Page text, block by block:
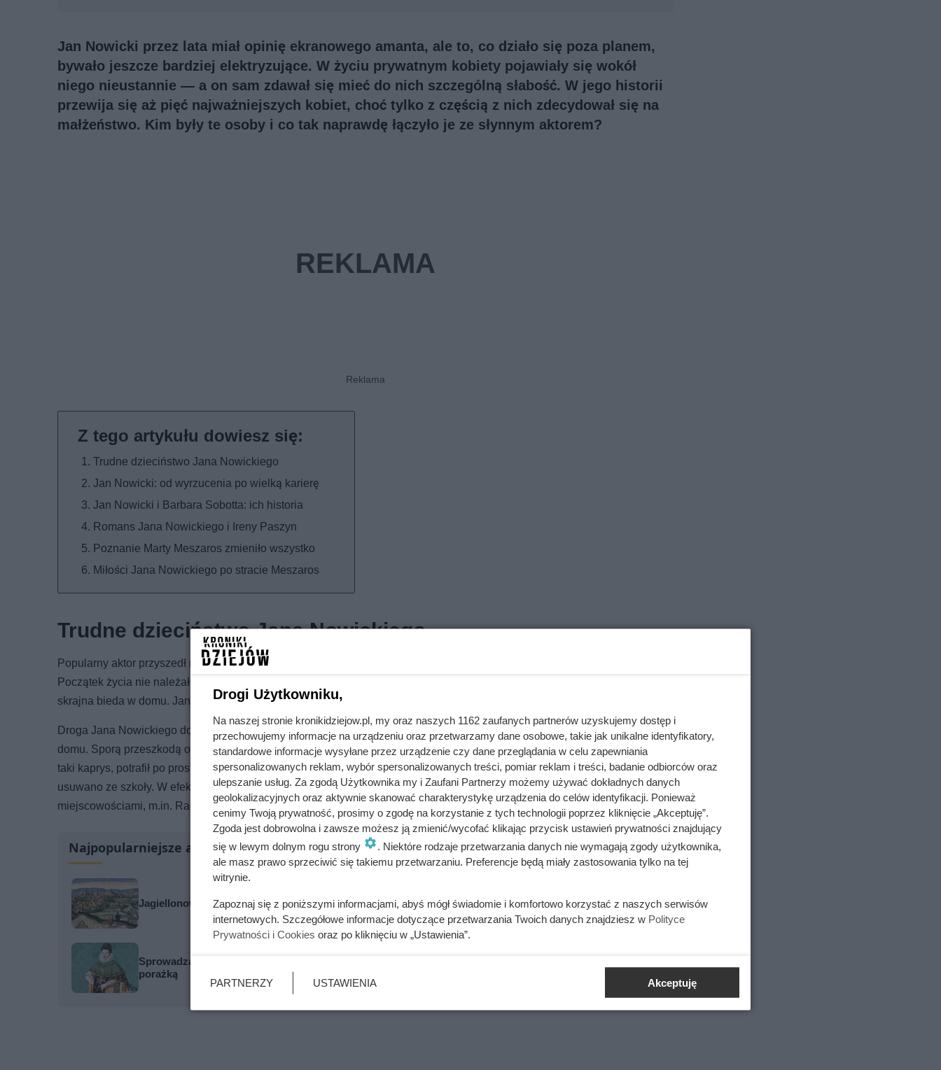
Jan Nowicki przez lata miał opinię ekranowego amanta, ale to, co działo się poza planem,
bywało jeszcze bardziej elektryzujące. W życiu prywatnym kobiety pojawiały się wokół
niego nieustannie — a on sam zdawał się mieć do nich szczególną słabość. W jego historii
przewija się aż pięć najważniejszych kobiet, choć tylko z częścią z nich zdecydował się na
małżeństwo. Kim były te osoby i co tak naprawdę łączyło je ze słynnym aktorem?
Trudne dzieciństwo Jana Nowickiego
Jan Nowicki: od wyrzucenia po wielką karierę
Jan Nowicki i Barbara Sobotta: ich historia
Romans Jana Nowickiego i Ireny Paszyn
Poznanie Marty Meszaros zmieniło wszystko
Miłości Jana Nowickiego po stracie Meszaros
Trudne dzieciństwo Jana Nowickiego
Popularny aktor przyszedł na świat 5 listopada 1939 roku w Kowalu — niewielkim miasteczku niedaleko Włocławka.
Początek życia nie należał do łatwych, bo jego dzieciństwo przypadło na czas II wojny światowej. Do tego dochodziła
skrajna bieda w domu. Jan Nowicki po latach opowiadał, że jedyną kozą, którą hodowali, potrafili wyżywić całą rodzinę.
Droga Jana Nowickiego do wykształcenia wcale nie była prosta. I nie wynikało to wyłącznie z braku pieniędzy w rodzinnym
domu. Sporą przeszkodą okazał się jego temperament — nie traktował szkolnych obowiązków zbyt poważnie. Kiedy miał
taki kaprys, potrafił po prostu wyjść z lekcji. A jak łatwo się domyślić, w tamtych realiach takich uczniów bez wahania
usuwano ze szkoły. W efekcie Jan Nowicki zmieniał liceum aż siedem razy, przenosząc się między różnymi
miejscowościami, m.in. Radziejowem, Włocławkiem, a nawet Bydgoszczą.
Najpopularniejsze artykuły
Jagiellonowie skoczyli sobie do gardeł o Węgry. Kto zdradził?
Sprowadzał prostytutki na Wawel, byle uciec przed starszą o 30 lat Anną. Ten polski król był wielką
porażką
Drogi Użytkowniku,
Na naszej stronie kronikidziejow.pl, my oraz naszych 1162 zaufanych partnerów uzyskujemy dostęp i
przechowujemy informacje na urządzeniu oraz przetwarzamy dane osobowe, takie jak unikalne identyfikatory,
standardowe informacje wysyłane przez urządzenie czy dane przeglądania w celu zapewniania
spersonalizowanych reklam, wybór spersonalizowanych treści, pomiar reklam i treści, badanie odbiorców oraz
ulepszanie usług. Za zgodą Użytkownika my i Zaufani Partnerzy możemy używać dokładnych danych
geolokalizacyjnych oraz aktywnie skanować charakterystykę urządzenia do celów identyfikacji. Ponieważ
cenimy Twoją prywatność, prosimy o zgodę na korzystanie z tych technologii poprzez kliknięcie „Akceptuję”.
Zgoda jest dobrowolna i zawsze możesz ją zmienić/wycofać klikając przycisk ustawień prywatności znajdujący
się w lewym dolnym rogu strony
. Niektóre rodzaje przetwarzania danych nie wymagają zgody użytkownika,
ale masz prawo sprzeciwić się takiemu przetwarzaniu. Preferencje będą miały zastosowania tylko na tej
witrynie.
Zapoznaj się z poniższymi informacjami, abyś mógł świadomie i komfortowo korzystać z naszych serwisów
internetowych. Szczegółowe informacje dotyczące przetwarzania Twoich danych znajdziesz w Polityce
Prywatności i Cookies oraz po kliknięciu w „Ustawienia”.
PARTNERZY USTAWIENIA Akceptuję